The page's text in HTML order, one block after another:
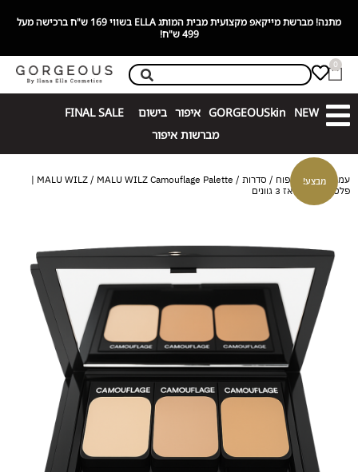
מתנה! מברשת מייקאפ מקצועית מבית המותג ELLA בשווי 169 ש"ח ברכישה מעל
499 ש"ח!
0
NEW
GORGEOUSkin איפור בישום
FINAL SALE
מברשות איפור
עמוד הבית/ טיפוח / סדרות /
MALU WILZ
/ MALU WILZ Camouflage Palette |
פלטת קאמופלאז 3 גוונים
מבצע!